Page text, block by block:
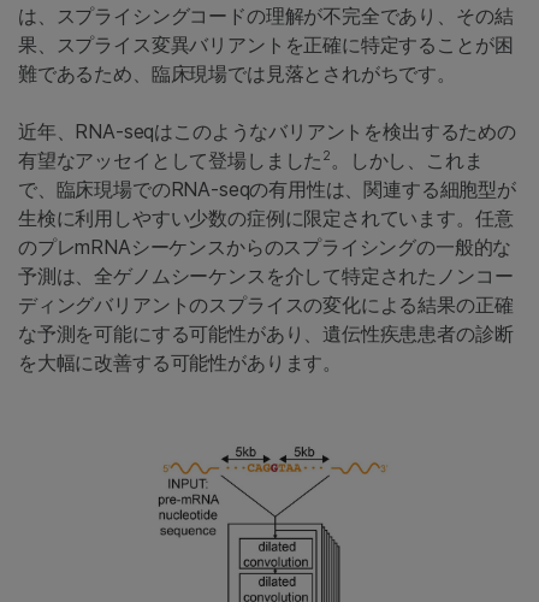
は、スプライシングコードの理解が不完全であり、その結
果、スプライス変異バリアントを正確に特定することが困
難であるため、臨床現場では見落とされがちです。
近年、RNA-seqはこのようなバリアントを検出するための
有望なアッセイとして登場しました 2。しかし、これま
で、臨床現場でのRNA-seqの有用性は、関連する細胞型が
生検に利用しやすい少数の症例に限定されています。任意
のプレmRNAシーケンスからのスプライシングの一般的な
予測は、全ゲノムシーケンスを介して特定されたノンコー
ディングバリアントのスプライスの変化による結果の正確
な予測を可能にする可能性があり、遺伝性疾患患者の診断
を大幅に改善する可能性があります。